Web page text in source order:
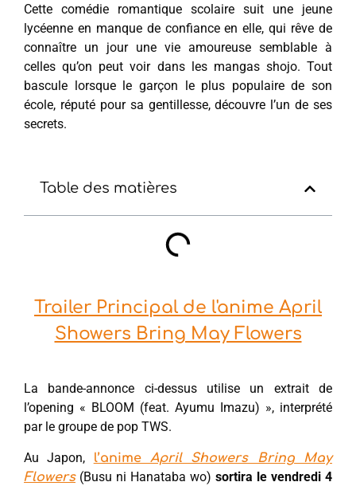
Cette comédie romantique scolaire suit une jeune
lycéenne en manque de confiance en elle, qui rêve de
connaître un jour une vie amoureuse semblable à
celles qu’on peut voir dans les mangas shojo. Tout
bascule lorsque le garçon le plus populaire de son
école, réputé pour sa gentillesse, découvre l’un de ses
secrets.
Table des matières
Trailer Principal de l'anime April
Showers Bring May Flowers
La bande-annonce ci-dessus utilise un extrait de
l’opening « BLOOM (feat. Ayumu Imazu) », interprété
par le groupe de pop TWS.
Au Japon, l’animeApril Showers Bring May
Flowers(Busu ni Hanataba wo) sortira le vendredi 4